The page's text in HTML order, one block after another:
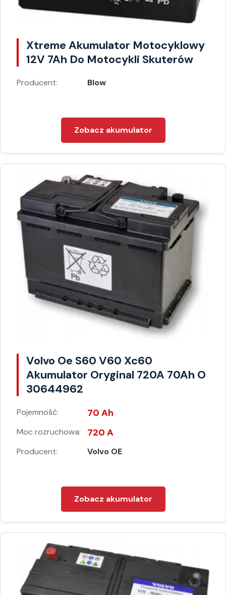
Xtreme Akumulator Motocyklowy
12V 7Ah Do Motocykli Skuterów
Producent: Blow
Zobacz akumulator
Volvo Oe S60 V60 Xc60
Akumulator Oryginal 720A 70Ah O
30644962
Pojemność: 70 Ah
Moc rozruchowa: 720 A
Producent: Volvo OE
Zobacz akumulator